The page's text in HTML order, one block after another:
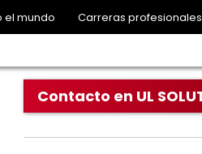
el mundo Carreras profesionales